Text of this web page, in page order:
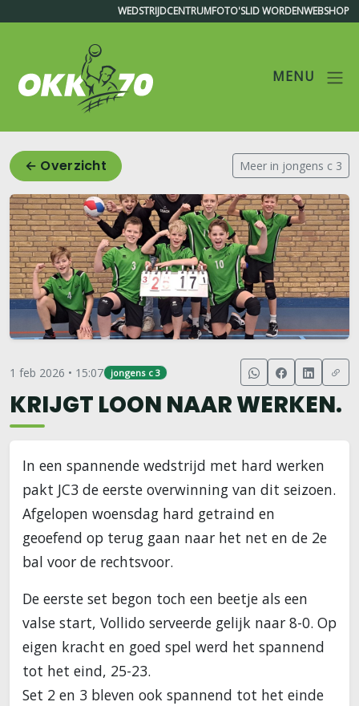
WEDSTRIJDCENTRUMFOTO'SLID WORDENWEBSHOP
OKK'70
MENU
← Overzicht Meer in jongens c 3
1 feb 2026 • 15:07 jongens c 3
KRIJGT LOON NAAR WERKEN.
In een spannende wedstrijd met hard werken
pakt JC3 de eerste overwinning van dit seizoen.
Afgelopen woensdag hard getraind en
geoefend op terug gaan naar het net en de 2e
bal voor de rechtsvoor.
De eerste set begon toch een beetje als een
valse start, Vollido serveerde gelijk naar 8-0. Op
eigen kracht en goed spel werd het spannend
tot het eind, 25-23.
Set 2 en 3 bleven ook spannend tot het einde